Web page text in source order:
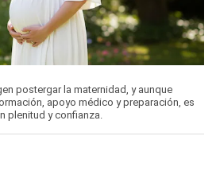
postergar la maternidad, y aunque
apoyo médico y preparación, es
plenitud y confianza.